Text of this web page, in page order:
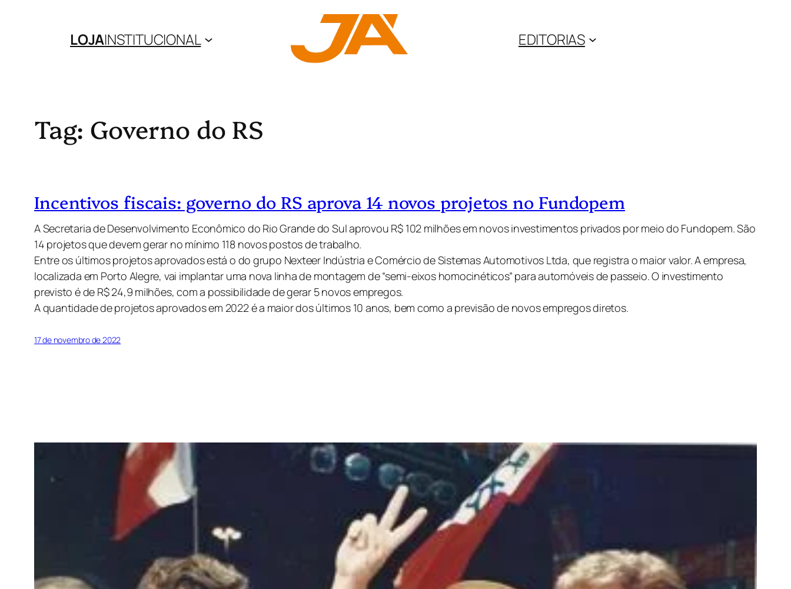
LOJAINSTITUCIONAL EDITORIAS
Tag: Governo do RS
Incentivos fiscais: governo do RS aprova 14 novos projetos no Fundopem
A Secretaria de Desenvolvimento Econômico do Rio Grande do Sul aprovou R$ 102 milhões em novos investimentos privados por meio do Fundopem. São
14 projetos que devem gerar no mínimo 118 novos postos de trabalho.
Entre os últimos projetos aprovados está o do grupo Nexteer Indústria e Comércio de Sistemas Automotivos Ltda, que registra o maior valor. A empresa,
localizada em Porto Alegre, vai implantar uma nova linha de montagem de “semi-eixos homocinéticos” para automóveis de passeio. O investimento
previsto é de R$ 24,9 milhões, com a possibilidade de gerar 5 novos empregos.
A quantidade de projetos aprovados em 2022 é a maior dos últimos 10 anos, bem como a previsão de novos empregos diretos.
17 de novembro de 2022